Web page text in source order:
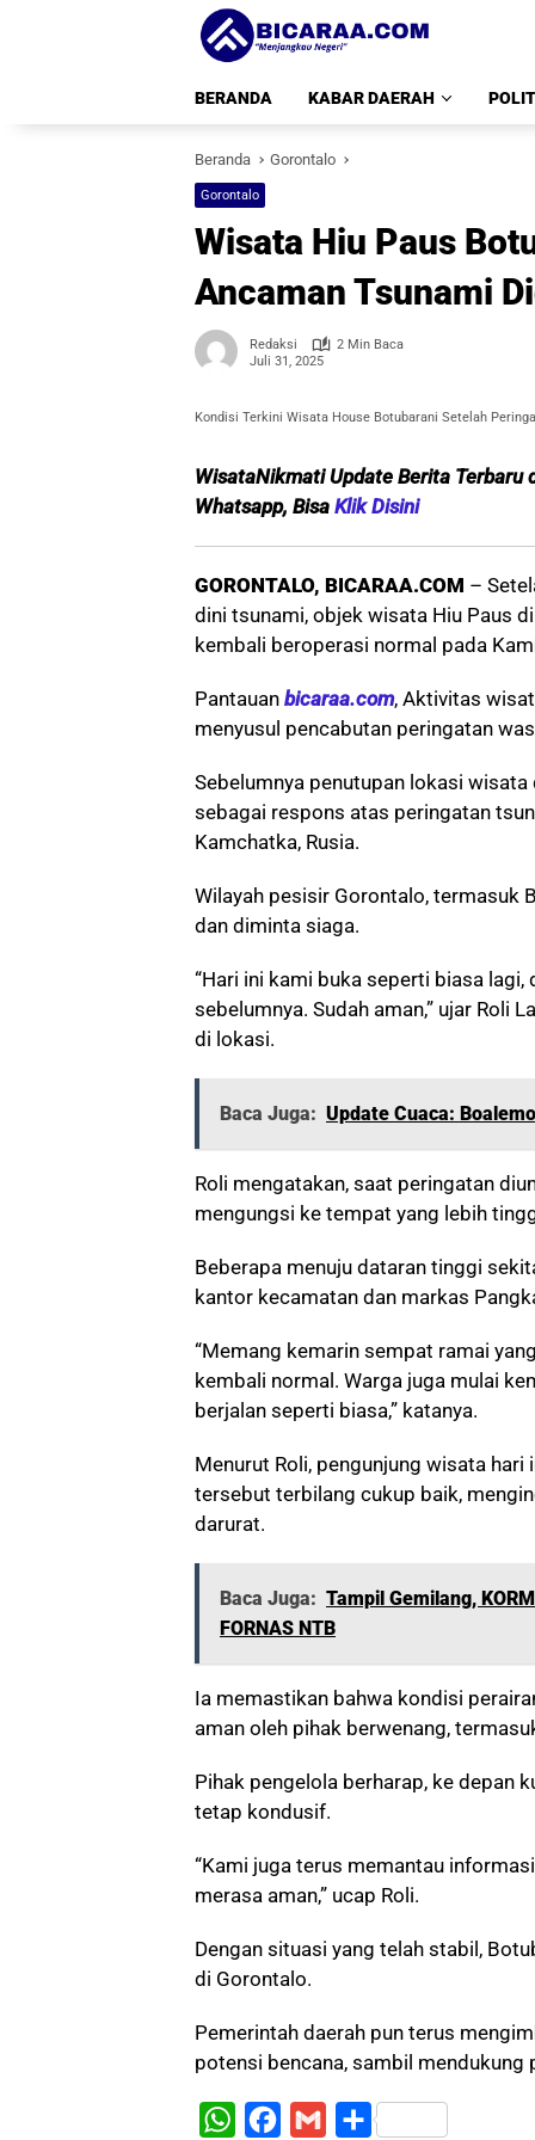
BERANDA KABAR DAERAH
Beranda Gorontalo
Gorontalo
Wisata Hiu Paus
Ancaman Tsunami
Redaksi
2 Min Baca
Juli 31, 2025
Kondisi Terkini Wisata House Botubarani Setelah
WisataNikmati Update Berita Terbaru
Whatsapp, Bisa Klik Disini
GORONTALO, BICARAA.COM –
dini tsunami, objek wisata Hiu Paus
kembali beroperasi normal pada
Pantauan bicaraa.com, Aktivitas
menyusul pencabutan peringatan
Sebelumnya penutupan lokasi
sebagai respons atas peringatan
Kamchatka, Rusia.
Wilayah pesisir Gorontalo, termasuk
dan diminta siaga.
“Hari ini kami buka seperti biasa
sebelumnya. Sudah aman,” ujar Roli
di lokasi.
Baca Juga: Update Cuaca:
Roli mengatakan, saat peringatan
mengungsi ke tempat yang lebih
Beberapa menuju dataran tinggi
kantor kecamatan dan markas
“Memang kemarin sempat ramai
kembali normal. Warga juga mulai
berjalan seperti biasa,” katanya.
Menurut Roli, pengunjung wisata
tersebut terbilang cukup baik,
darurat.
Baca Juga: Tampil Gemilang,
FORNAS NTB
Ia memastikan bahwa kondisi
aman oleh pihak berwenang,
Pihak pengelola berharap, ke depan
tetap kondusif.
“Kami juga terus memantau
merasa aman,” ucap Roli.
Dengan situasi yang telah stabil,
di Gorontalo.
Pemerintah daerah pun terus
potensi bencana, sambil
W
S